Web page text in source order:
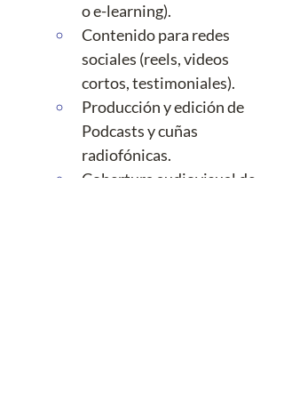
o e-learning).
Contenido para redes
sociales (reels, videos
cortos, testimoniales).
Producción y edición de
Podcasts y cuñas
radiofónicas.
Cobertura audiovisual de